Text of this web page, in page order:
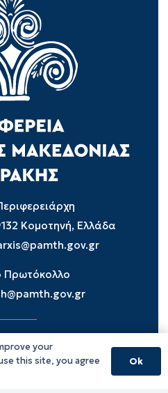
Κομοτηνή, Ελλάδα
Πρωτόκολλο
Δράμας
Καβάλας
your
this site, you agree
Ok